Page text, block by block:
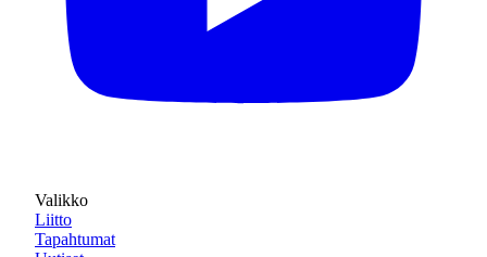
Valikko
Liitto
Tapahtumat